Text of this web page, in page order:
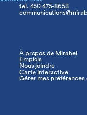
tel. 450 475-8653
Navigation
principale
À propos de Mirabel
Emplois
Nous joindre
Carte interactive
Gérer mes préférences